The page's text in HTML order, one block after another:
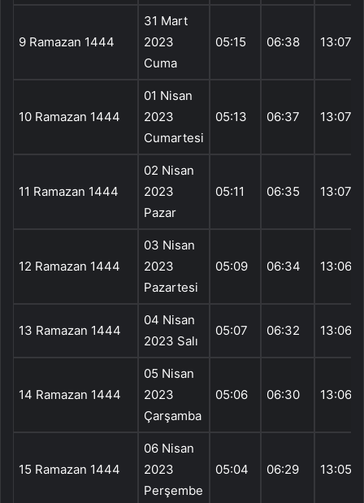
9 Ramazan 1444
31 Mart
2023
Cuma
05:15 06:38 13:07
10 Ramazan 1444
01 Nisan
2023
Cumartesi
05:13 06:37 13:07
11 Ramazan 1444
02 Nisan
2023
Pazar
05:11 06:35 13:07
12 Ramazan 1444
03 Nisan
2023
Pazartesi
05:09 06:34 13:06
13 Ramazan 1444
04 Nisan
2023 Salı
05:07 06:32 13:06
14 Ramazan 1444
05 Nisan
2023
Çarşamba
05:06 06:30 13:06
15 Ramazan 1444
06 Nisan
2023
Perşembe
05:04 06:29 13:05